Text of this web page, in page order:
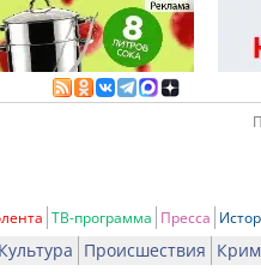
ТВ-программа Пресса
Культура Происшествия